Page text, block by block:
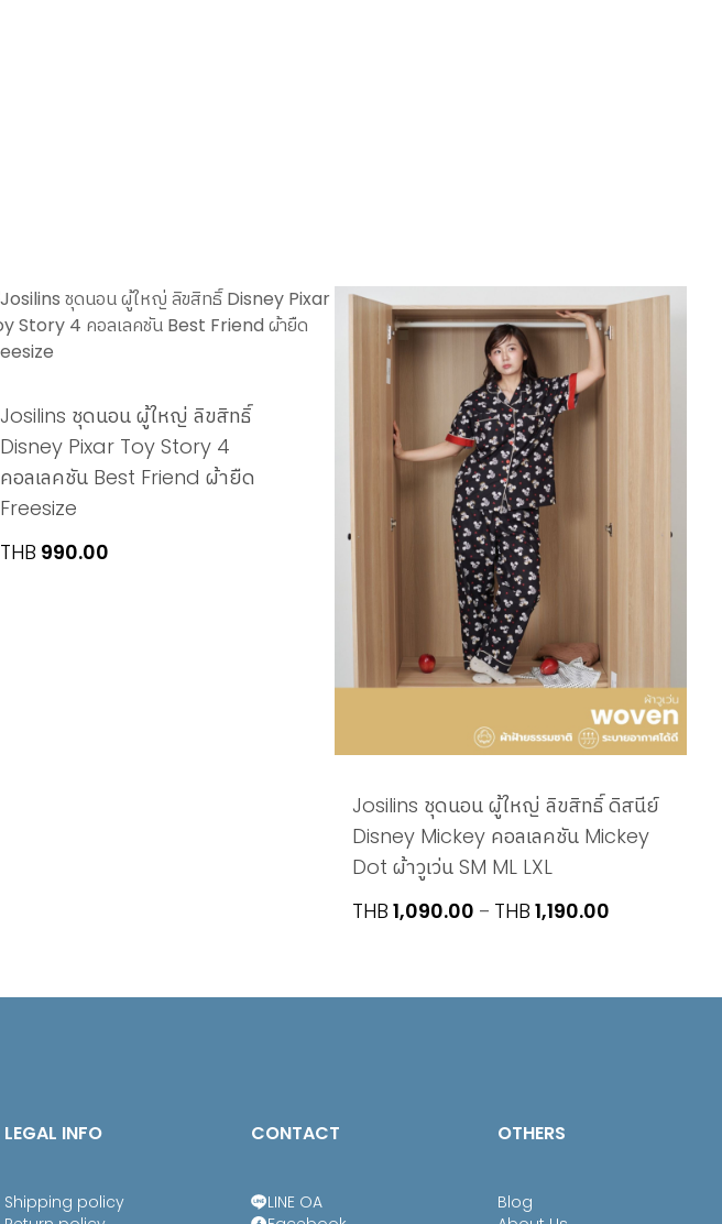
Josilins ชุดนอน ผู้ใหญ่ ลิขสิทธิ์
Disney Pixar Toy Story 4
คอลเลคชัน Best Friend ผ้ายืด
Freesize
THB 990.00
Josilins ชุดนอน ผู้ใหญ่ ลิขสิทธิ์ ดิสนีย์
Disney Mickey คอลเลคชัน Mickey
Dot ผ้าวูเว่น SM ML LXL
THB 1,090.00 – THB 1,190.00
LEGAL INFO
Shipping policy
CONTACT
LINE OA
OTHERS
Blog